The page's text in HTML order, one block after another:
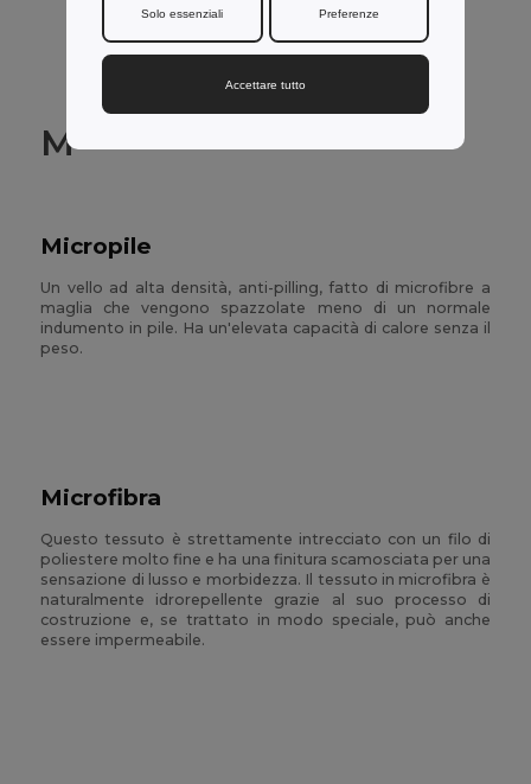
M
Micropile
Un vello ad alta densità, anti-pilling, fatto di microfibre a
maglia che vengono spazzolate meno di un normale
indumento in pile. Ha un'elevata capacità di calore senza il
peso.
Microfibra
Questo tessuto è strettamente intrecciato con un filo di
poliestere molto fine e ha una finitura scamosciata per una
sensazione di lusso e morbidezza. Il tessuto in microfibra è
naturalmente idrorepellente grazie al suo processo di
costruzione e, se trattato in modo speciale, può anche
essere impermeabile.
Solo essenziali Preferenze
Accettare tutto